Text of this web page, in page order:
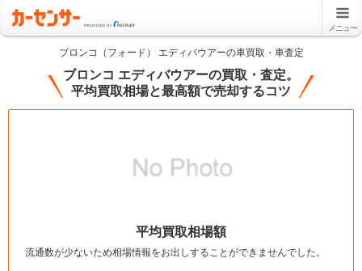
メニュー
ブロンコ（フォード） エディバウアーの車買取・車査定
ブロンコ エディバウアーの買取・査定。
平均買取相場と最高額で売却するコツ
平均買取相場額
流通数が少ないため相場情報をお出しすることができませんでした。